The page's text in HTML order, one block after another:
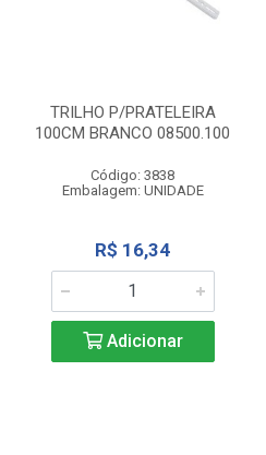
TRILHO P/PRATELEIRA
100CM BRANCO 08500.100
Código: 3838
Embalagem: UNIDADE
R$ 16,34
Adicionar